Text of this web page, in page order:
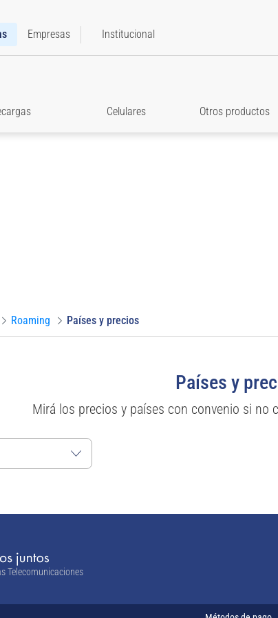
Empresas Institucional
Celulares Otros productos
Roaming Países y precios
Países y
Mirá los precios y países con convenio si no
Telecomunicaciones